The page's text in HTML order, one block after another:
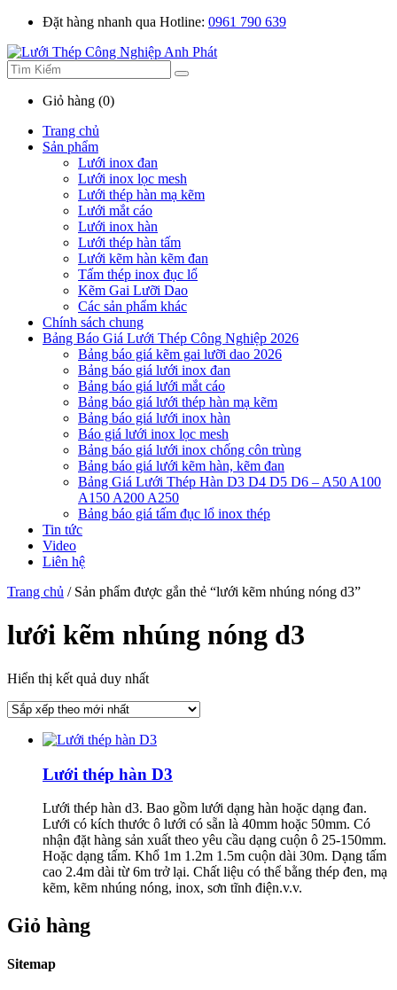
Đặt hàng nhanh qua Hotline: 0961 790 639
Giỏ hàng (0)
Trang chủ
Sản phẩm
Lưới inox đan
Lưới inox lọc mesh
Lưới thép hàn mạ kẽm
Lưới mắt cáo
Lưới inox hàn
Lưới thép hàn tấm
Lưới kẽm hàn kẽm đan
Tấm thép inox đục lổ
Kẽm Gai Lưỡi Dao
Các sản phẩm khác
Chính sách chung
Bảng Báo Giá Lưới Thép Công Nghiệp 2026
Bảng báo giá kẽm gai lưỡi dao 2026
Bảng báo giá lưới inox đan
Bảng báo giá lưới mắt cáo
Bảng báo giá lưới thép hàn mạ kẽm
Bảng báo giá lưới inox hàn
Báo giá lưới inox lọc mesh
Bảng báo giá lưới inox chống côn trùng
Bảng báo giá lưới kẽm hàn, kẽm đan
Bảng Giá Lưới Thép Hàn D3 D4 D5 D6 – A50 A100
A150 A200 A250
Bảng báo giá tấm đục lổ inox thép
Tin tức
Video
Liên hệ
Trang chủ / Sản phẩm được gắn thẻ “lưới kẽm nhúng nóng d3”
lưới kẽm nhúng nóng d3
Hiển thị kết quả duy nhất
Lưới thép hàn D3
Lưới thép hàn d3. Bao gồm lưới dạng hàn hoặc dạng đan.
Lưới có kích thước ô lưới có sẵn là 40mm hoặc 50mm. Có
nhận đặt hàng sản xuất theo yêu cầu dạng cuộn ô 25-150mm.
Hoặc dạng tấm. Khổ 1m 1.2m 1.5m cuộn dài 30m. Dạng tấm
cao 2.4m dài từ 6m trở lại. Chất liệu có thể bằng thép đen, mạ
kẽm, kẽm nhúng nóng, inox, sơn tĩnh điện.v.v.
Giỏ hàng
Sitemap